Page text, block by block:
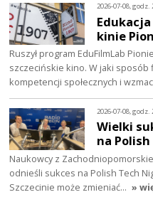
2026-07-08, godz.
kinie
Ruszył program EduFilmLab
szczecińskie kino. W jaki sposób
kompetencji społecznych i
2026-07-08, godz.
Wielki
na
Naukowcy z
odnieśli sukces na Polish Tech
Szczecinie może zmieniać… »